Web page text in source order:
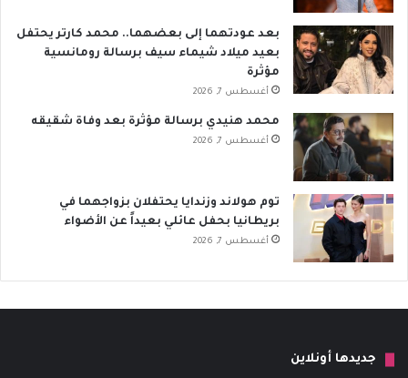
بعد عودتهما إلى بعضهما.. محمد كارتر يحتفل
بعيد ميلاد شيماء سيف برسالة رومانسية
مؤثرة
أغسطس 7, 2026
محمد هنيدي برسالة مؤثرة بعد وفاة شقيقه
أغسطس 7, 2026
توم هولاند وزندايا يحتفلان بزواجهما في
بريطانيا بحفل عائلي بعيداً عن الأضواء
أغسطس 7, 2026
جديدها أونلاين